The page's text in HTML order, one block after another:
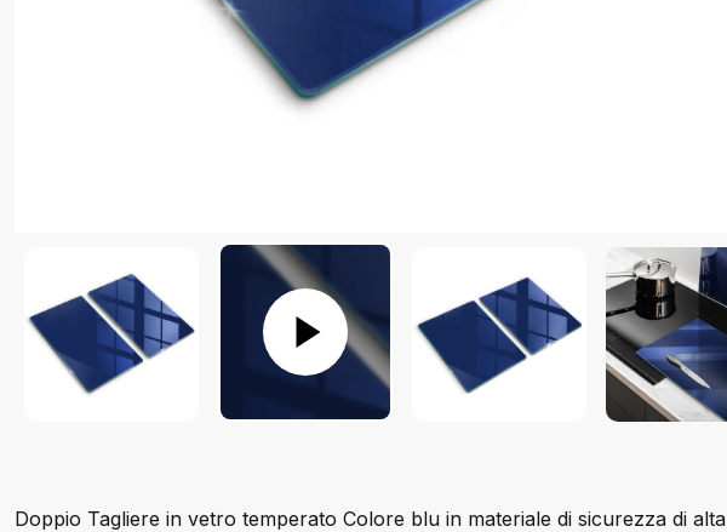
Doppio Tagliere in vetro temperato Colore blu in materiale di sicurezza di alta